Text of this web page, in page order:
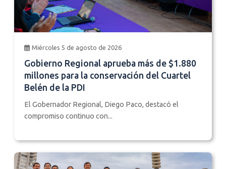
Miércoles 5 de agosto de 2026
Gobierno Regional aprueba más de $1.880
millones para la conservación del Cuartel
Belén de la PDI
El Gobernador Regional, Diego Paco, destacó el
compromiso continuo con...